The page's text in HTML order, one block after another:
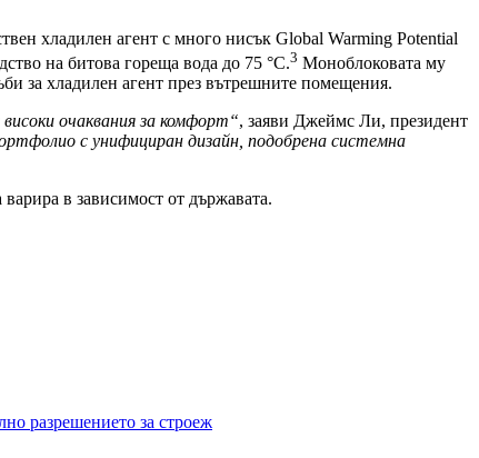
хладилен агент с много нисък Global Warming Potential
на битова гореща вода до 75 °C.3 Моноблоковата му
за хладилен агент през вътрешните помещения.
очаквания за комфорт“, заяви Джеймс Ли, президент
с унифициран дизайн, подобрена системна
в зависимост от държавата.
разрешението за строеж